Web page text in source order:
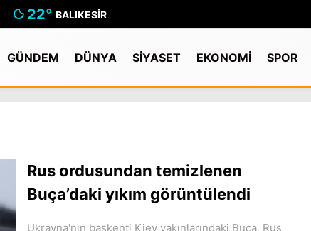
22° BALIKESIR
GÜNDEM DÜNYA SİYASET EKONOMİ SPOR
Rus ordusundan temizlenen
Buça’daki yıkım görüntülendi
Ukrayna'nın başkenti Kiev yakınlarındaki Buça, Rus